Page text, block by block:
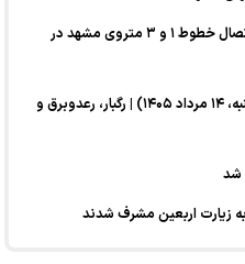
قلندر شریف خبرداد؛ بهره‌برداری از اتصال خطوط ۱ و ۳ متروی مشهد در
پیش‌بینی هواشناسی امروز (چهارشنبه، ۱۴ مرداد ۱۴۰۵) | رگبار، رعدوبرق و
شد